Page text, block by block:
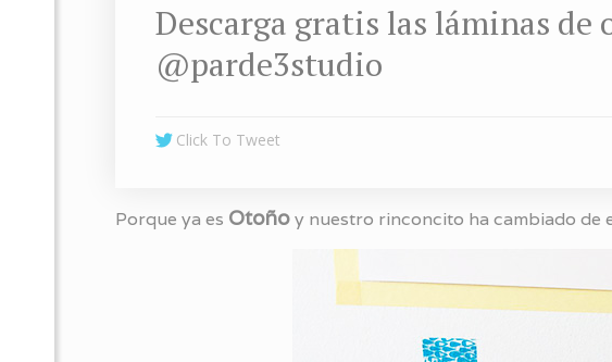
Descarga gratis las láminas de
@parde3studio
Click To Tweet
Porque ya es Otoñoy nuestro rinconcito ha cambiado de